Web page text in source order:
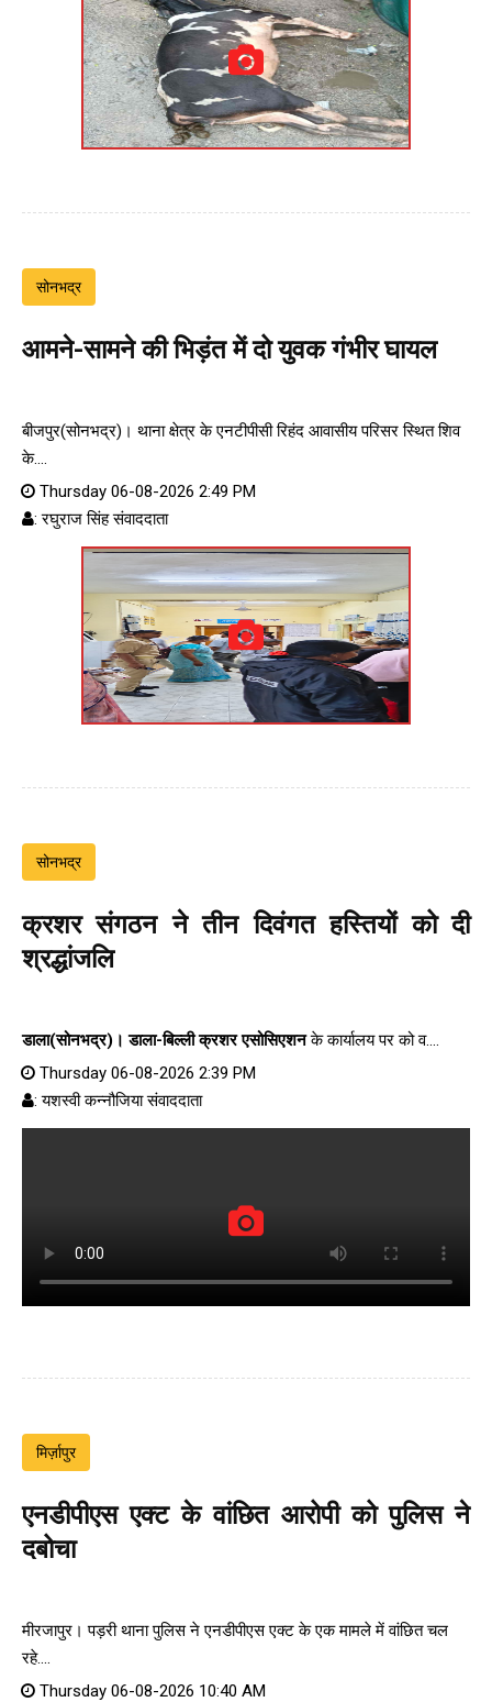
सोनभद्र
आमने-सामने की भिड़ंत में दो युवक गंभीर घायल
बीजपुर(सोनभद्र)। थाना क्षेत्र के एनटीपीसी रिहंद आवासीय परिसर स्थित शिव
के....
Thursday 06-08-2026 2:49 PM
: रघुराज सिंह संवाददाता
सोनभद्र
क्रशर संगठन ने तीन दिवंगत हस्तियों को दी
श्रद्धांजलि
डाला(सोनभद्र)। डाला-बिल्ली क्रशर एसोसिएशनके कार्यालय पर को व....
Thursday 06-08-2026 2:39 PM
: यशस्वी कन्नौजिया संवाददाता
मिर्ज़ापुर
एनडीपीएस एक्ट के वांछित आरोपी को पुलिस ने
दबोचा
मीरजापुर। पड़री थाना पुलिस ने एनडीपीएस एक्ट के एक मामले में वांछित चल
रहे....
Thursday 06-08-2026 10:40 AM